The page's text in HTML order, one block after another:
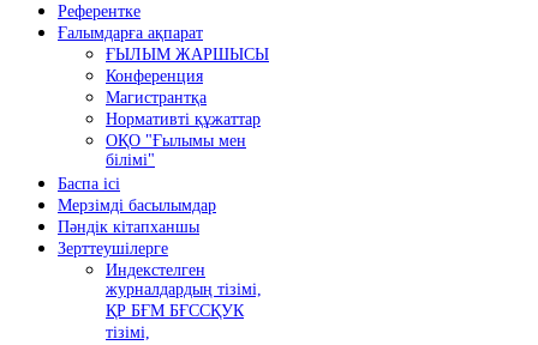
Референтке
Ғалымдарға ақпарат
ҒЫЛЫМ ЖАРШЫСЫ
Конференция
Магистрантқа
Нормативті құжаттар
ОҚО "Ғылымы мен
білімі"
Баспа ісі
Мерзімді басылымдар
Пәндік кітапханшы
Зерттеушілерге
Индекстелген
журналдардың тізімі,
ҚР БҒМ БҒССҚУК
тізімі,